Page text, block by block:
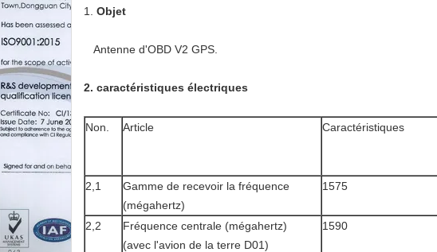
1. Objet
Antenne d'OBD V2 GPS.
2. caractéristiques électriques
Non. Article Caractéristiques
2,1
Gamme de recevoir la fréquence
(mégahertz)
1575
2,2
Fréquence centrale (mégahertz)
(avec l'avion de la terre D01)
1590